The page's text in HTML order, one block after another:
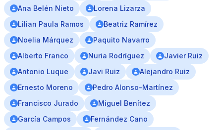
Ana Belén Nieto
Lorena Lizarza
Lilian Paula Ramos
Beatriz Ramírez
Noelia Márquez
Paquito Navarro
Alberto Franco
Nuria Rodríguez
Javier Ruiz
Antonio Luque
Javi Ruiz
Alejandro Ruiz
Ernesto Moreno
Pedro Alonso-Martínez
Francisco Jurado
Miguel Benítez
García Campos
Fernández Cano